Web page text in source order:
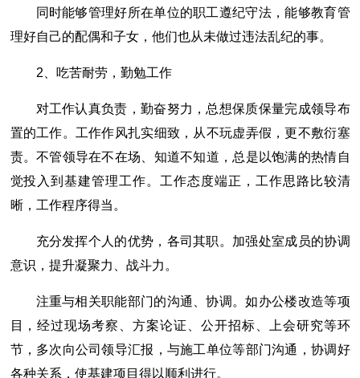
同时能够管理好所在单位的职工遵纪守法，能够教育管
理好自己的配偶和子女，他们也从未做过违法乱纪的事。
2、吃苦耐劳，勤勉工作
对工作认真负责，勤奋努力，总想保质保量完成领导布
置的工作。工作作风扎实细致，从不玩虚弄假，更不敷衍塞
责。不管领导在不在场、知道不知道，总是以饱满的热情自
觉投入到基建管理工作。工作态度端正，工作思路比较清
晰，工作程序得当。
充分发挥个人的优势，各司其职。加强处室成员的协调
意识，提升凝聚力、战斗力。
注重与相关职能部门的沟通、协调。如办公楼改造等项
目，经过现场考察、方案论证、公开招标、上会研究等环
节，多次向公司领导汇报，与施工单位等部门沟通，协调好
各种关系，使基建项目得以顺利进行。